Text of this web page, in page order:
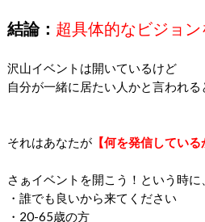
結論： 超具体的なビジョン
沢山イベントは開いているけど
自分が一緒に居たい人かと言われる
それはあなたが【何を発信している
さぁイベントを開こう！という時に、
・誰でも良いから来てください
・20-65歳の方